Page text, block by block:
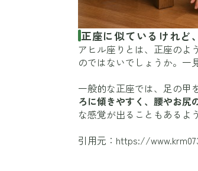
正座に似ているけれど
アヒル座りとは、正座のよ
のではないでしょうか。一
一般的な正座では、足の甲
ろに傾きやすく、腰やお尻
な感覚が出ることもあるよ
引用元： https://